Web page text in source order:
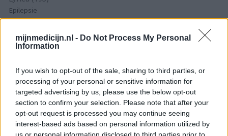
mijnmedicijn.nl - Do Not Process My Personal
Information
If you wish to opt-out of the sale, sharing to third parties, or
processing of your personal or sensitive information for
targeted advertising by us, please use the below opt-out
section to confirm your selection. Please note that after your
opt-out request is processed you may continue seeing
interest-based ads based on personal information utilized by
us or personal information disclosed to third parties prior to
Epilepsie
Antibiotica - urineweginfectie
Mirtazapine (731)
Amitriptyline (699)
Depressie - antidepressiva TCA
Efexor (665)
Depressie - antidepressiva overig
Ethinylestradiol / Levonorgestrel (656)